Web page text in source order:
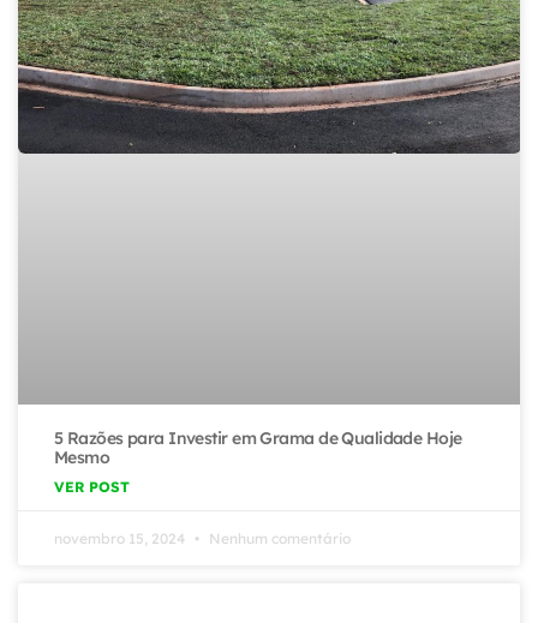
5 Razões para Investir em Grama de Qualidade Hoje
Mesmo
VER POST
novembro 15, 2024 Nenhum comentário